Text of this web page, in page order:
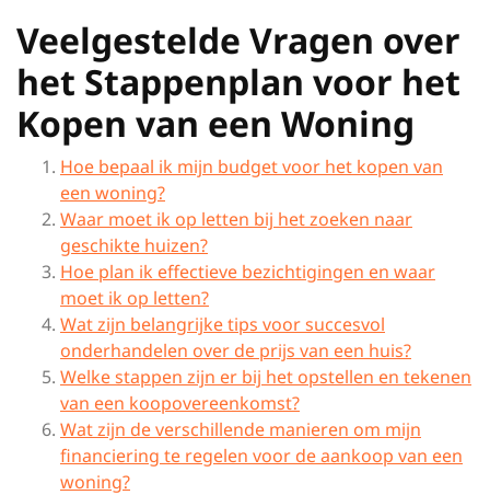
Veelgestelde Vragen over
het Stappenplan voor het
Kopen van een Woning
Hoe bepaal ik mijn budget voor het kopen van
een woning?
Waar moet ik op letten bij het zoeken naar
geschikte huizen?
Hoe plan ik effectieve bezichtigingen en waar
moet ik op letten?
Wat zijn belangrijke tips voor succesvol
onderhandelen over de prijs van een huis?
Welke stappen zijn er bij het opstellen en tekenen
van een koopovereenkomst?
Wat zijn de verschillende manieren om mijn
financiering te regelen voor de aankoop van een
woning?